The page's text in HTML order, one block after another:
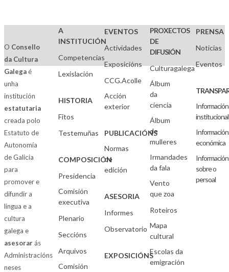
O Consello
da Cultura
Galegaé
unha
institución
estatutaria
creada polo
Estatuto de
Autonomía
de Galicia
para
promover e
difundir a
lingua e a
cultura
galega e
asesorarás
Administracións
neses
A
INSTITUCIÓN
Competencias
Lexislación
HISTORIA
Fitos
Testemuñas
COMPOSICIÓN
Presidencia
Comisión
executiva
Plenario
Seccións
Arquivos
Comisión
EVENTOS
Actividades
Exposicións
CCG.Acolle
Acción
exterior
PUBLICACIÓNS
Normas
de
edición
ASESORIA
Informes
Observatorio
EXPOSICIÓNS
PROXECTOS
DE
DIFUSIÓN
Culturagalega
Álbum
da
ciencia
Álbum
de
mulleres
Irmandades
da fala
Vento
que zoa
Roteiros
Mapa
cultural
Escolas da
emigración
PRENSA
Noticias
Eventos
Información
institucional
Información
económica
Información
sobre o
persoal